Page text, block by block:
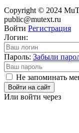
Copyright © 2024
public@mutext.ru
Войти Регистрация
Логин:
Пароль: Забыли
Не запоминать
Войти на сайт
Или войти через